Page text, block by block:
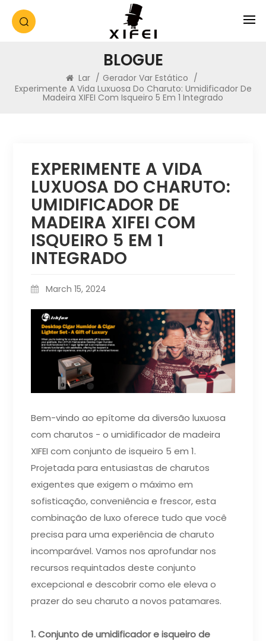
BLOGUE
Lar / Gerador Var Estático /
Experimente A Vida Luxuosa Do Charuto: Umidificador De
Madeira XIFEI Com Isqueiro 5 Em 1 Integrado
EXPERIMENTE A VIDA
LUXUOSA DO CHARUTO:
UMIDIFICADOR DE
MADEIRA XIFEI COM
ISQUEIRO 5 EM 1
INTEGRADO
March 15, 2024
Bem-vindo ao epítome da diversão luxuosa
com charutos - o umidificador de madeira
XIFEI com conjunto de isqueiro 5 em 1.
Projetada para entusiastas de charutos
exigentes que exigem o máximo em
sofisticação, conveniência e frescor, esta
combinação de luxo oferece tudo que você
precisa para uma experiência de charuto
incomparável. Vamos nos aprofundar nos
recursos requintados deste conjunto
excepcional e descobrir como ele eleva o
prazer do seu charuto a novos patamares.
1. Conjunto de umidificador e isqueiro de